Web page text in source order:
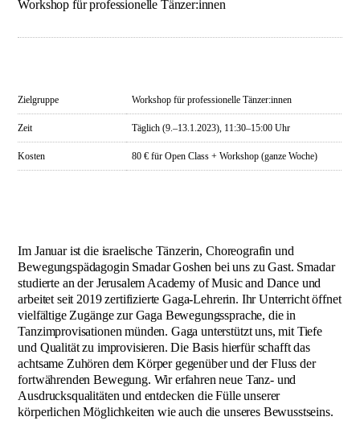
Workshop für professionelle Tänzer:innen
Zielgruppe Workshop für professionelle Tänzer:innen
Zeit Täglich (9.–13.1.2023), 11:30–15:00 Uhr
Kosten 80 € für Open Class + Workshop (ganze Woche)
Im Januar ist die israelische Tänzerin, Choreografin und
Bewegungspädagogin Smadar Goshen bei uns zu Gast. Smadar
studierte an der Jerusalem Academy of Music and Dance und
arbeitet seit 2019 zertifizierte Gaga-Lehrerin. Ihr Unterricht öffnet
vielfältige Zugänge zur Gaga Bewegungssprache, die in
Tanzimprovisationen münden. Gaga unterstützt uns, mit Tiefe
und Qualität zu improvisieren. Die Basis hierfür schafft das
achtsame Zuhören dem Körper gegenüber und der Fluss der
fortwährenden Bewegung. Wir erfahren neue Tanz- und
Ausdrucksqualitäten und entdecken die Fülle unserer
körperlichen Möglichkeiten wie auch die unseres Bewusstseins.